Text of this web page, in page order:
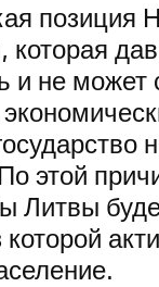
позиция
не может
этой
Литвы